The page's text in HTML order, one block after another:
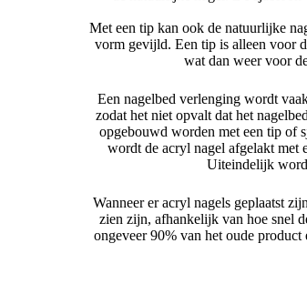
Met een tip kan ook de natuurlijke
vorm gevijld. Een tip is alleen voor
wat dan weer voor
Een nagelbed verlenging wordt
zodat het niet opvalt dat het
opgebouwd worden met een tip of
wordt de acryl nagel afgelakt met
Uiteindelijk
Wanneer er acryl nagels geplaatst
zien zijn, afhankelijk van hoe snel
ongeveer 90% van het oude